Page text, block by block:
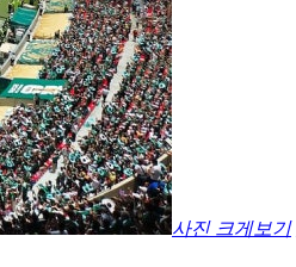
사진 크게보기